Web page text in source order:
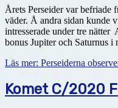
Årets Perseider var befriade
väder. Å andra sidan kunde
intresserade under tre nätter
bonus Jupiter och Saturnus i
Läs mer: Perseiderna
Komet C/2020